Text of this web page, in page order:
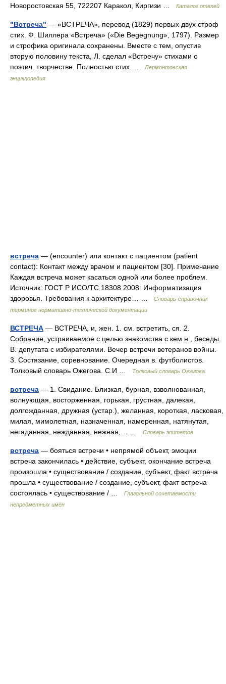
Новоростовская 55, 722207 Каракол, Киргизи … Каталог отелей
"Встреча" — «ВСТРЕЧА», перевод (1829) первых двух строф
стих. Ф. Шиллера «Встреча» («Die Begegnung», 1797). Размер
и строфика оригинала сохранены. Вместе с тем, опустив
вторую половину текста, Л. сделал «Встречу» стихами о
поэтич. творчестве. Полностью стих …
Лермонтовская
энциклопедия
встреча — (encounter) или контакт с пациентом (patient
contact): Контакт между врачом и пациентом [30]. Примечание
Каждая встреча может касаться одной или более проблем.
Источник: ГОСТ Р ИСО/ТС 18308 2008: Информатизация
здоровья. Требования к архитектуре… …
Словарь-справочник
терминов нормативно-технической документации
ВСТРЕЧА — ВСТРЕЧА, и, жен. 1. см. встретить, ся. 2.
Собрание, устраиваемое с целью знакомства с кем н., беседы.
В. депутата с избирателями. Вечер встречи ветеранов войны.
3. Состязание, соревнование. Очередная в. футболистов.
Толковый словарь Ожегова. С.И …
Толковый словарь Ожегова
встреча — 1. Свидание. Близкая, бурная, взволнованная,
волнующая, восторженная, горькая, грустная, далекая,
долгожданная, дружная (устар.), желанная, короткая, ласковая,
милая, мимолетная, назначенная, намеренная, натянутая,
негаданная, нежданная, нежная,… …
Словарь эпитетов
встреча — бояться встречи • непрямой объект, эмоции
встреча закончилась • действие, субъект, окончание встреча
произошла • существование / создание, субъект, факт встреча
прошла • существование / создание, субъект, факт встреча
состоялась • существование / …
Глагольной сочетаемости
непредметных имён